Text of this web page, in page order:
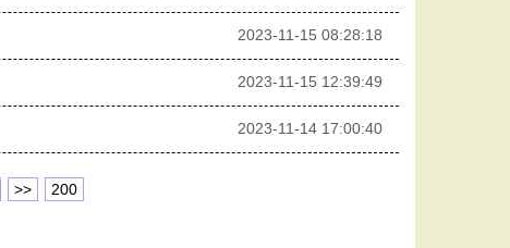
2023-11-15 08:28:18
2023-11-15 12:39:49
2023-11-14 17:00:40
>> 200